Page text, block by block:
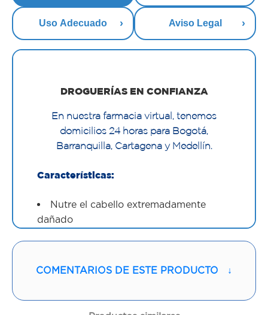
Uso Adecuado Aviso Legal
DROGUERÍAS EN CONFIANZA
En nuestra farmacia virtual, tenemos
domicilios 24 horas para Bogotá,
Barranquilla, Cartagena y Medellín.
Características:
Nutre el cabello extremadamente
dañado
Refuerza la estructura interna del
COMENTARIOS DE ESTE PRODUCTO ↓